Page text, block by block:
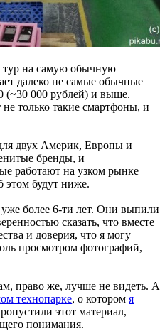
тур на самую обычную
далеко не самые обычные
(~30 000 рублей) и выше.
только такие смартфоны, и
двух Америк, Европы и
бренды, и
работают на узком рынке
этом будут ниже.
более 6-ти лет. Они выпили
сказать, что вместе
и доверия, что я могу
просмотром фотографий,
право же, лучше не видеть. А
технопарке, о котором я
этот материал,
понимания.